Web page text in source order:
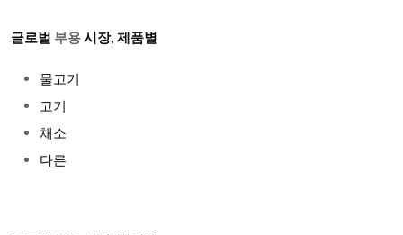
글로벌 부용 시장, 제품별
물고기
고기
채소
다른